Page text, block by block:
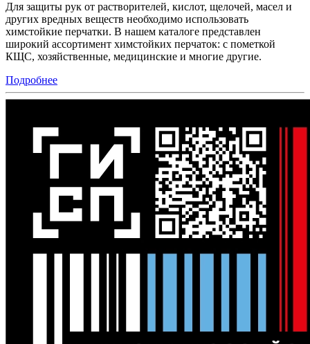
Для защиты рук от растворителей, кислот, щелочей, масел и
других вредных веществ необходимо использовать
химстойкие перчатки. В нашем каталоге представлен
широкий ассортимент химстойких перчаток: с пометкой
КЩС, хозяйственные, медицинские и многие другие.
Подробнее